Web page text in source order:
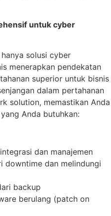
untuk cyber
solusi cyber
menerapkan pendekatan
superior untuk bisnis
dalam pertahanan
solution, memastikan Anda
Anda butuhkan:
dan manajemen
downtime dan melindungi
backup
berulang (patch on